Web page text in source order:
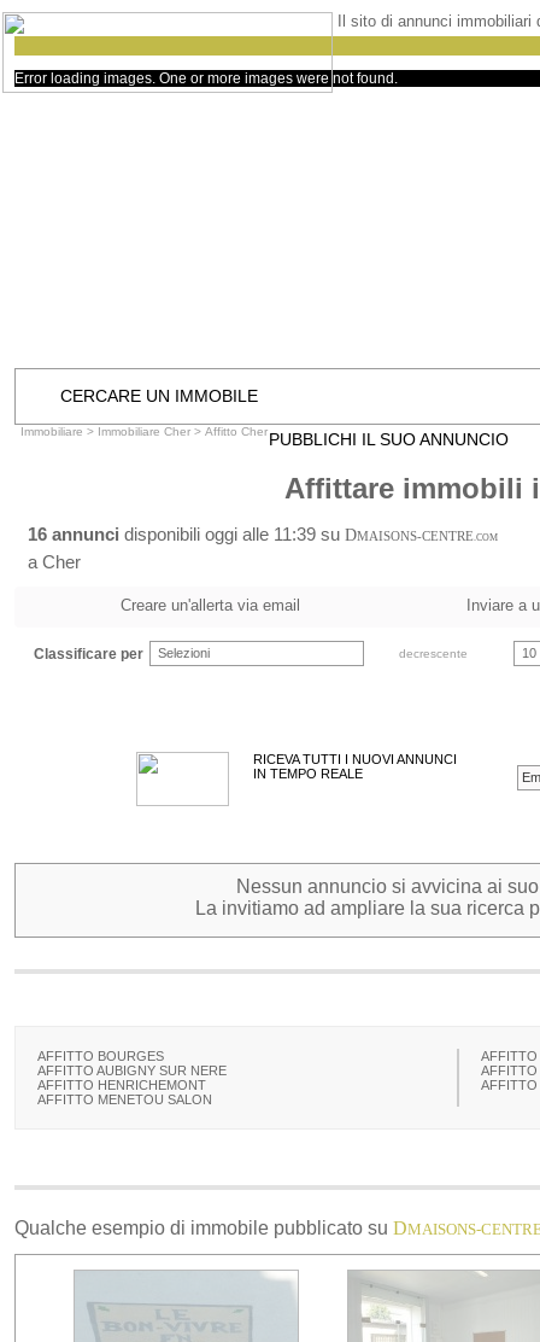
Il sito di annunci immobiliari
Error loading images. One or more images were not found.
CERCARE UN IMMOBILE
PUBBLICHI IL SUO ANNUNCIO
Immobiliare > Immobiliare Cher > Affitto Cher
Affittare immobili
16 annunci disponibili oggi alle 11:39 su DMAISONS-CENTRE.COM
a Cher
Creare un'allerta via email Inviare a
Classificare per Selezioni decrescente 10
RICEVA TUTTI I NUOVI ANNUNCI
IN TEMPO REALE
Nessun annuncio si avvicina ai
La invitiamo ad ampliare la sua ricerca
AFFITTO BOURGES
AFFITTO AUBIGNY SUR NERE
AFFITTO HENRICHEMONT
AFFITTO MENETOU SALON
AFFITTO
AFFITTO
AFFITTO
Qualche esempio di immobile pubblicato su DMAISONS-